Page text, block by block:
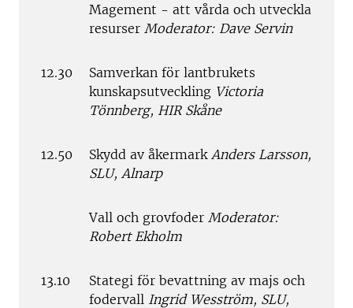
Magement - att vårda och utveckla
resurser Moderator: Dave Servin
12.30
Samverkan för lantbrukets
kunskapsutveckling Victoria
Tönnberg, HIR Skåne
12.50 Skydd av åkermark Anders Larsson,
SLU, Alnarp
Vall och grovfoder Moderator:
Robert Ekholm
13.10
Stategi för bevattning av majs och
fodervall Ingrid Wesström, SLU,